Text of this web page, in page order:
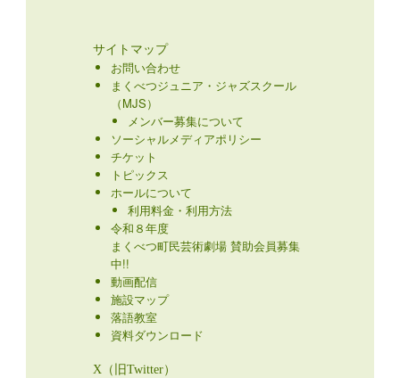
サイトマップ
お問い合わせ
まくべつジュニア・ジャズスクール
（MJS）
メンバー募集について
ソーシャルメディアポリシー
チケット
トピックス
ホールについて
利用料金・利用方法
令和８年度
まくべつ町民芸術劇場 賛助会員募集
中!!
動画配信
施設マップ
落語教室
資料ダウンロード
X（旧Twitter）